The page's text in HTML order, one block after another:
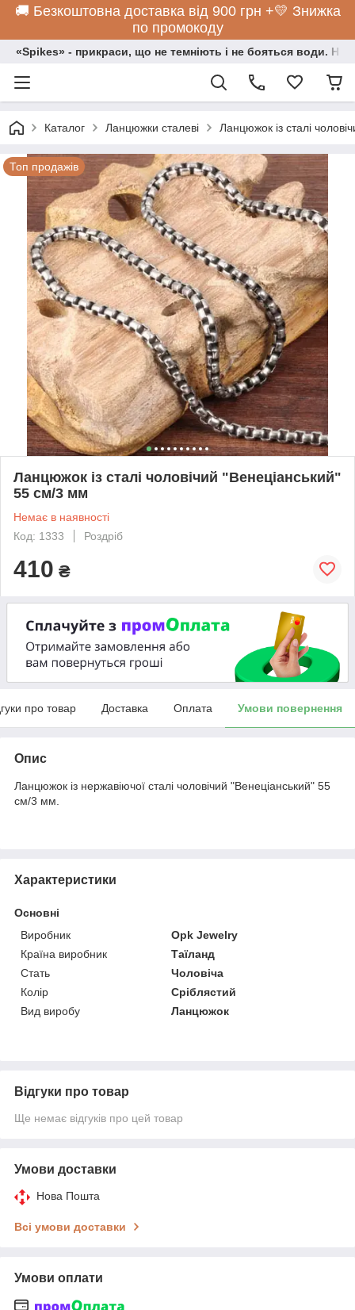
🚚 Безкоштовна доставка від 900 грн +💛 Знижка
по промокоду
«Spikes» - прикраси, що не темніють і не бояться води.
Каталог Ланцюжки сталеві Ланцюжок із сталі
Топ продажів
Ланцюжок із сталі чоловічий "Венеціанський"
55 см/3 мм
Немає в наявності
Код: 1333
Роздріб
410 ₴
про товар Доставка Оплата Умови повернення
Опис
Ланцюжок із нержавіючої сталі чоловічий "Венеціанський" 55
см/3 мм.
Характеристики
Основні
Виробник
Opk Jewelry
Країна виробник
Таїланд
Стать
Чоловіча
Колір
Сріблястий
Вид виробу
Ланцюжок
Відгуки про товар
Ще немає відгуків про цей товар
Умови доставки
Нова Пошта
Всі умови доставки
Умови оплати